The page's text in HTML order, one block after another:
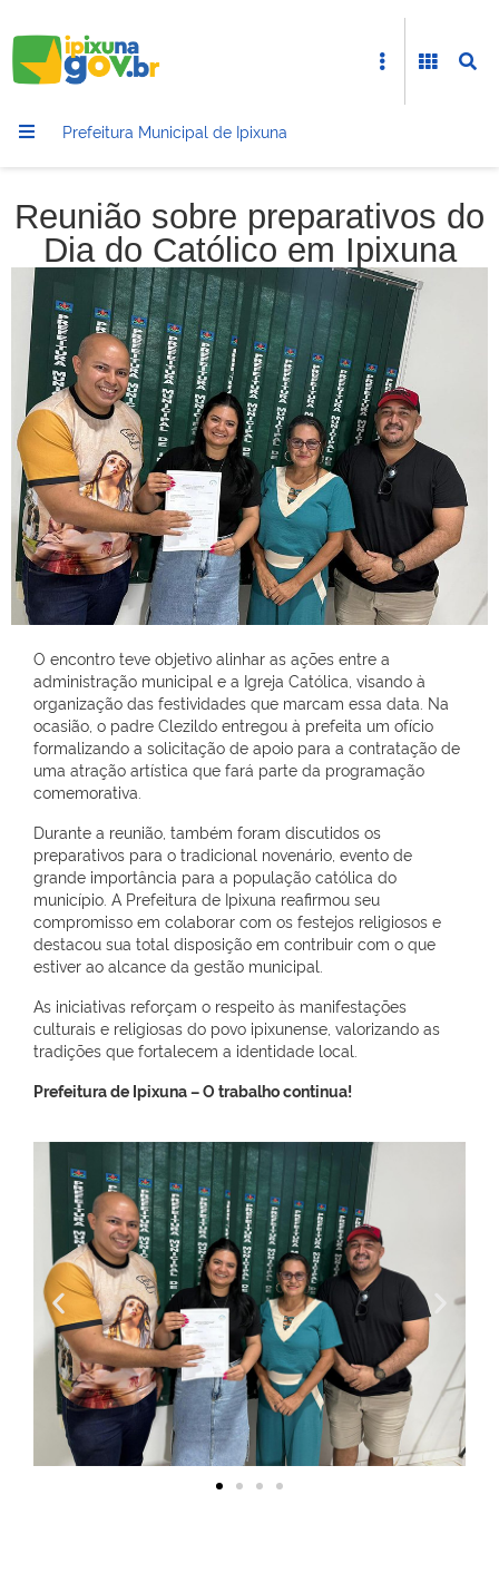
Prefeitura Municipal de Ipixuna
Reunião sobre preparativos do
Dia do Católico em Ipixuna
O encontro teve objetivo alinhar as ações entre a
administração municipal e a Igreja Católica, visando à
organização das festividades que marcam essa data. Na
ocasião, o padre Clezildo entregou à prefeita um ofício
formalizando a solicitação de apoio para a contratação de
uma atração artística que fará parte da programação
comemorativa.
Durante a reunião, também foram discutidos os
preparativos para o tradicional novenário, evento de
grande importância para a população católica do
município. A Prefeitura de Ipixuna reafirmou seu
compromisso em colaborar com os festejos religiosos e
destacou sua total disposição em contribuir com o que
estiver ao alcance da gestão municipal.
As iniciativas reforçam o respeito às manifestações
culturais e religiosas do povo ipixunense, valorizando as
tradições que fortalecem a identidade local.
Prefeitura de Ipixuna – O trabalho continua!